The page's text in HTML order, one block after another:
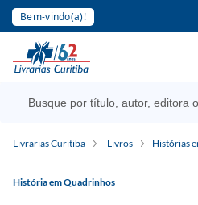
Bem-vindo(a)!
Livrarias Curitiba Livros Histórias
História em Quadrinhos